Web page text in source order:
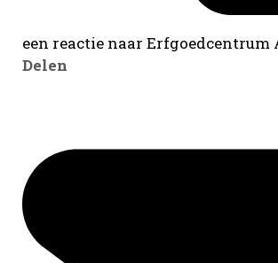
een reactie naar
Delen